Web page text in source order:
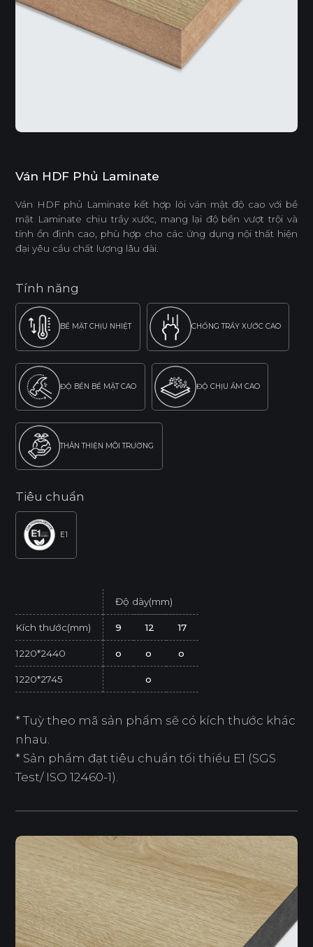
Ván HDF Phủ Laminate
Ván HDF phủ Laminate kết hợp lõi ván mật độ cao với bề
mặt Laminate chịu trầy xước, mang lại độ bền vượt trội và
tính ổn định cao, phù hợp cho các ứng dụng nội thất hiện
đại yêu cầu chất lượng lâu dài.
Tính năng
BỀ MẶT CHỊU NHIỆT CHỐNG TRẦY XƯỚC CAO
ĐỘ BỀN BỀ MẶT CAO ĐỘ CHỊU ẨM CAO
THÂN THIỆN MÔI TRƯỜNG
Tiêu chuẩn
E1
Độ dày(mm)
Kích thước(mm) 9 12 17
1220*2440 o o o
1220*2745 o
* Tuỳ theo mã sản phẩm sẽ có kích thước khác
nhau.
* Sản phẩm đạt tiêu chuẩn tối thiểu E1 (SGS
Test/ ISO 12460-1).